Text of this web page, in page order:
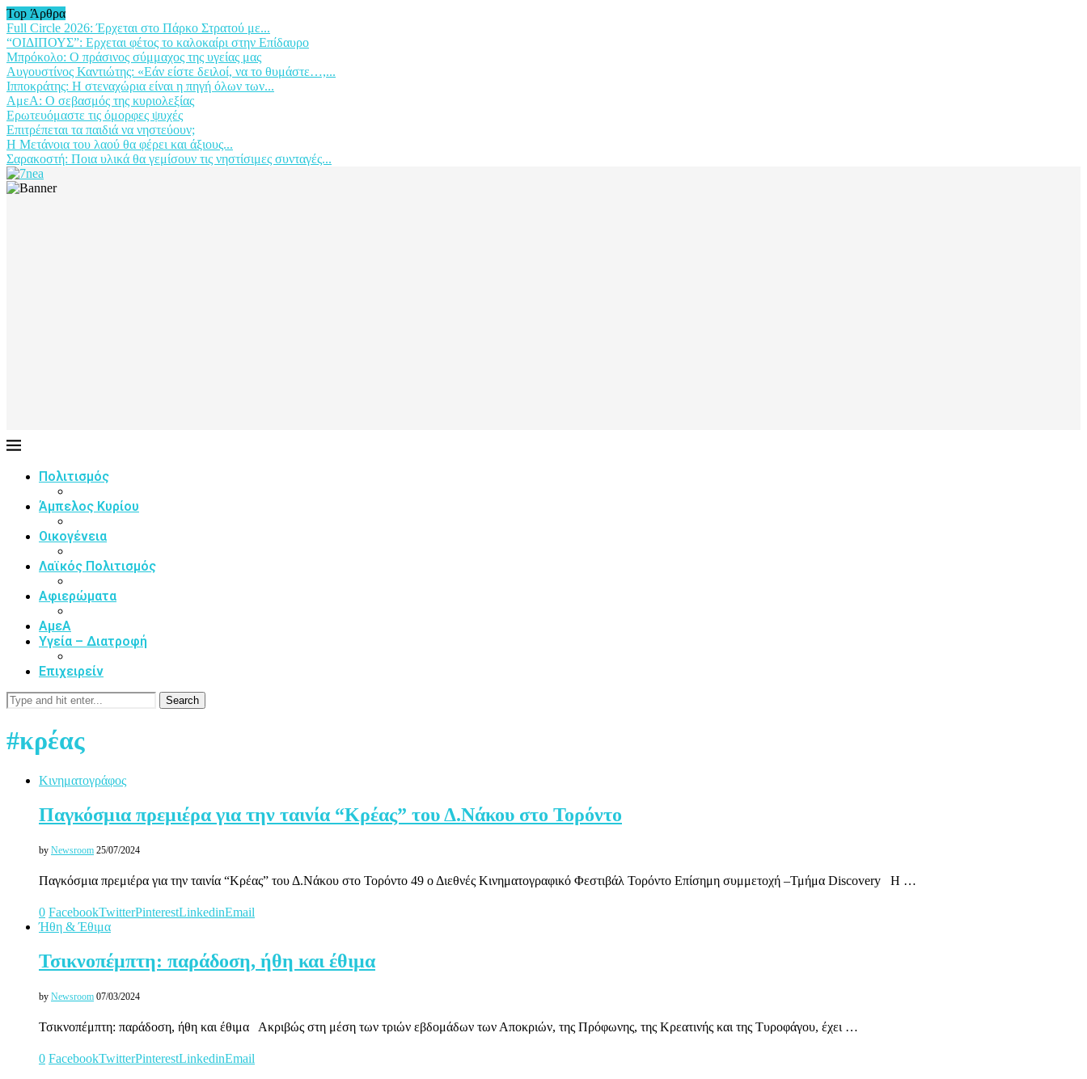
Top Άρθρα
Full Circle 2026: Έρχεται στο Πάρκο Στρατού με...
“ΟΙΔΙΠΟΥΣ”: Ερχεται φέτος το καλοκαίρι στην Επίδαυρο
Μπρόκολο: Ο πράσινος σύμμαχος της υγείας μας
Αυγουστίνος Καντιώτης: «Εάν είστε δειλοί, να το θυμάστε…,...
Ιπποκράτης: Η στεναχώρια είναι η πηγή όλων των...
ΑμεΑ: Ο σεβασμός της κυριολεξίας
Ερωτευόμαστε τις όμορφες ψυχές
Επιτρέπεται τα παιδιά να νηστεύουν;
Η Μετάνοια του λαού θα φέρει και άξιους...
Σαρακοστή: Ποια υλικά θα γεμίσουν τις νηστίσιμες συνταγές...
Πολιτισμός
Άμπελος Κυρίου
Οικογένεια
Λαϊκός Πολιτισμός
Αφιερώματα
ΑμεΑ
Υγεία – Διατροφή
Επιχειρείν
Search
#κρέας
Κινηματογράφος
Παγκόσμια πρεμιέρα για την ταινία “Κρέας” του Δ.Νάκου στο Τορόντο
by Newsroom 25/07/2024
Παγκόσμια πρεμιέρα για την ταινία “Κρέας” του Δ.Νάκου στο Τορόντο 49 ο Διεθνές Κινηματογραφικό Φεστιβάλ Τορόντο Επίσημη συμμετοχή –Τμήμα Discovery Η …
0 FacebookTwitterPinterestLinkedinEmail
Ήθη & Έθιμα
Τσικνοπέμπτη: παράδοση, ήθη και έθιμα
by Newsroom 07/03/2024
Τσικνοπέμπτη: παράδοση, ήθη και έθιμα Ακριβώς στη μέση των τριών εβδομάδων των Αποκριών, της Πρόφωνης, της Κρεατινής και της Τυροφάγου, έχει …
0 FacebookTwitterPinterestLinkedinEmail